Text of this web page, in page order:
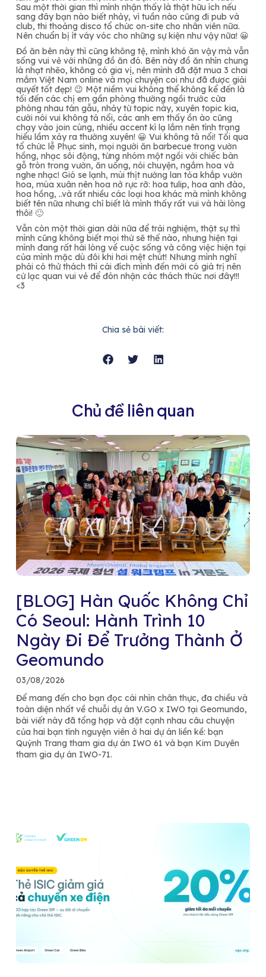
Sau một thời gian thì mình nhận thấy là thật hữu ích nếu
sang đây bạn nào biết nhảy, vì tuần nào cũng đi pub và
club, thi thoảng disco tổ chức on-site cho nhân viên nữa.
Nên chuẩn bị ít váy vóc cho những sự kiện như vậy nữa! 😀
Đồ ăn bên này thì cũng không tệ, mình khó ăn vậy mà vẫn
sống vui vẻ với những đồ ăn đó. Bên này đồ ăn nhìn chung
là nhạt nhẽo, không có gia vị, nên mình đã đặt mua 3 chai
mắm Việt Nam online và mọi chuyện coi như đã được giải
quyết tốt đẹp! 😉 Một niềm vui không thể không kể đến là
tối đến các chị em gần phòng thường ngồi trước cửa
phòng nhau tán gẫu, nhảy từ topic này, xuyên topic kia,
cười nói vui không tả nổi, các anh em thấy ồn ào cũng
chạy vào join cùng, nhiều accent kì lạ lắm nên tình trạng
hiểu lầm xảy ra thường xuyên! 😀 Vui không tả nổi! Tối qua
tổ chức lễ Phục sinh, mọi người ăn barbecue trong vườn
hồng, nhạc sôi động, từng nhóm một ngồi với chiếc bàn
gỗ tròn trong vườn, ăn uống, nói chuyện, ngắm hoa và
nghe nhạc! Gió se lạnh, mùi thịt nướng lan tỏa khắp vườn
hoa, mùa xuân nên hoa nở rực rỡ: hoa tulip, hoa anh đào,
hoa hồng, ..và rất nhiều các loại hoa khác mà mình không
biết tên nữa nhưng chỉ biết là mình thấy rất vui và hài lòng
thôi! 🙂
Vẫn còn một thời gian dài nữa để trải nghiệm, thật sự thì
mình cũng không biết mọi thứ sẽ thế nào, nhưng hiện tại
mình đang rất hài lòng về cuộc sống và công việc hiện tại
của mình mặc dù đôi khi hơi mệt chút! Nhưng mình nghĩ
phải có thử thách thì cái đích mình đến mới có giá trị nên
cứ lạc quan vui vẻ để đón nhận các thách thức nơi đây!!!
<3
Chia sẻ bài viết:
Chủ đề liên quan
[BLOG] Hàn Quốc Không Chỉ
Có Seoul: Hành Trình 10
Ngày Đi Để Trưởng Thành Ở
Geomundo
03/08/2026
Để mang đến cho bạn đọc cái nhìn chân thực, đa chiều và
toàn diện nhất về chuỗi dự án V.GO x IWO tại Geomundo,
bài viết này đã tổng hợp và đặt cạnh nhau câu chuyện
của hai bạn tình nguyện viên ở hai dự án liền kề: bạn
Quỳnh Trang tham gia dự án IWO 61 và bạn Kim Duyên
tham gia dự án IWO-71.